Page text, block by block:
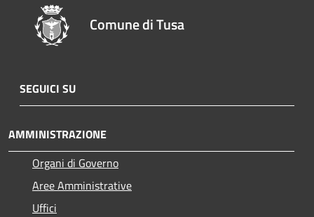
Comune di Tusa
SEGUICI SU
AMMINISTRAZIONE
Organi di Governo
Aree Amministrative
Uffici